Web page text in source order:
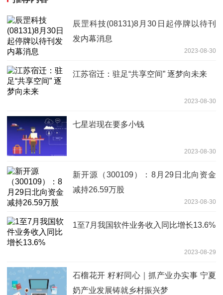
辰罡科技(08131)8月30日起停牌以待刊
发内幕消息
2023-08-30
江苏宿迁：驻足“共享空间” 逐梦向未来
2023-08-30
七星岩现在要多小钱
2023-08-30
新开源（300109）：8月29日北向资金
减持26.59万股
2023-08-30
1至7月我国软件业务收入同比增长13.6%
2023-08-29
石榴花开 籽籽同心｜抓产业办实事 宁夏
奶产业发展铸就乡村振兴梦